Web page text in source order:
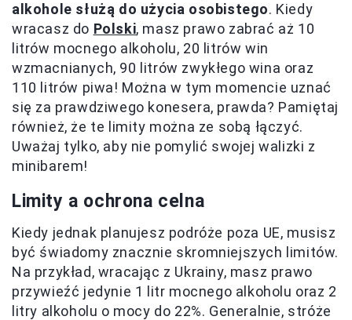
alkohole służą do użycia osobistego. Kiedy
wracasz do Polski, masz prawo zabrać aż 10
litrów mocnego alkoholu, 20 litrów win
wzmacnianych, 90 litrów zwykłego wina oraz
110 litrów piwa! Można w tym momencie uznać
się za prawdziwego konesera, prawda? Pamiętaj
również, że te limity można ze sobą łączyć.
Uważaj tylko, aby nie pomylić swojej walizki z
minibarem!
Limity a ochrona celna
Kiedy jednak planujesz podróże poza UE, musisz
być świadomy znacznie skromniejszych limitów.
Na przykład, wracając z Ukrainy, masz prawo
przywieźć jedynie 1 litr mocnego alkoholu oraz 2
litry alkoholu o mocy do 22%. Generalnie, stróże